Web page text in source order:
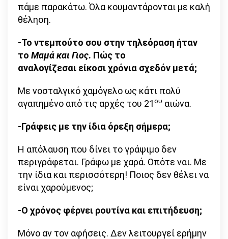
πάμε παρακάτω. Όλα κουμαντάρονται με καλή
θέληση.
-Το ντεμπούτο σου στην τηλεόραση ήταν
το Μαμά και Γιος. Πώς το
αναλογίζεσαι είκοσι χρόνια σχεδόν μετά;
Με νοσταλγικό χαμόγελο ως κάτι πολύ
αγαπημένο από τις αρχές του 21ου αιώνα.
-Γράφεις με την ίδια όρεξη σήμερα;
Η απόλαυση που δίνει το γράψιμο δεν
περιγράφεται. Γράφω με χαρά. Οπότε ναι. Με
την ίδια και περισσότερη! Ποιος δεν θέλει να
είναι χαρούμενος;
-Ο χρόνος φέρνει ρουτίνα και επιτήδευση;
Μόνο αν τον αφήσεις. Δεν λειτουργεί ερήμην